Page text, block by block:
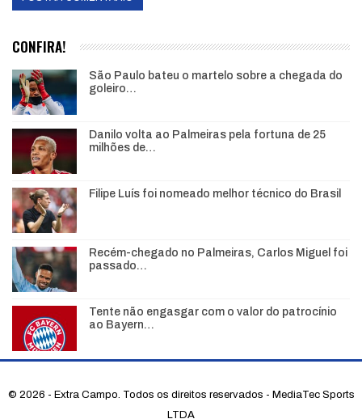
CONFIRA!
São Paulo bateu o martelo sobre a chegada do
goleiro…
Danilo volta ao Palmeiras pela fortuna de 25
milhões de…
Filipe Luís foi nomeado melhor técnico do Brasil
Recém-chegado no Palmeiras, Carlos Miguel foi
passado…
Tente não engasgar com o valor do patrocínio
ao Bayern…
© 2026 - Extra Campo. Todos os direitos reservados - MediaTec Sports
LTDA